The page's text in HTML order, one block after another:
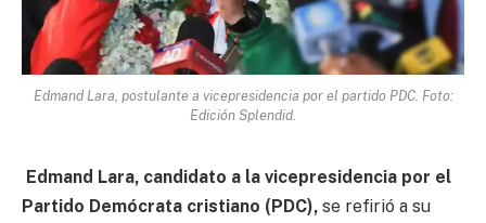
Edmand Lara, postulante a vicepresidencia por el partido PDC. Foto:
Edición Splendid.
Edmand Lara, candidato a la vicepresidencia por el
Partido Demócrata cristiano (PDC), se refirió a su